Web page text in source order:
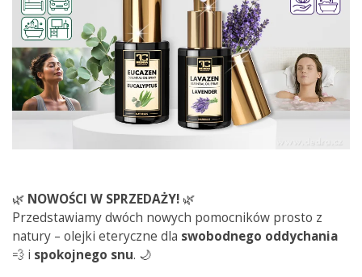
🌿 NOWOŚCI W SPRZEDAŻY! 🌿
Przedstawiamy dwóch nowych pomocników prosto z
natury – olejki eteryczne dla swobodnego oddychania
💨 i spokojnego snu. 🌙